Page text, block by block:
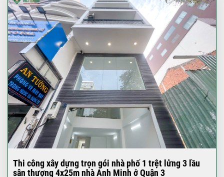
Thi công xây dựng trọn gói nhà phố 1 trệt lửng 3 lầu
sân thượng 4x25m nhà Anh Minh ở Quận 3